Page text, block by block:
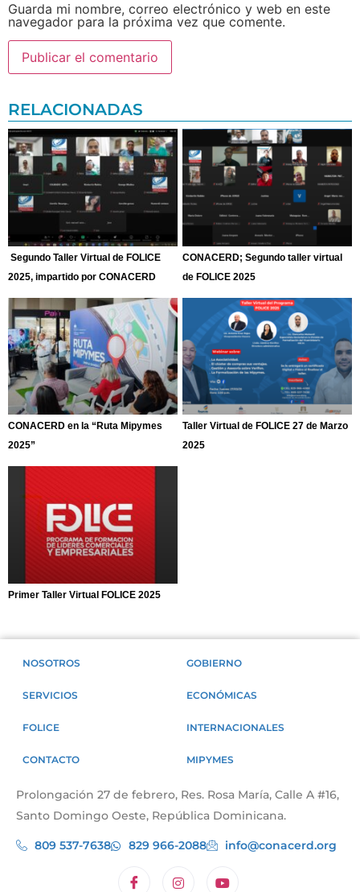
Guarda mi nombre, correo electrónico y web en este
navegador para la próxima vez que comente.
RELACIONADAS
Segundo Taller Virtual de FOLICE
2025, impartido por CONACERD
CONACERD; Segundo taller virtual
de FOLICE 2025
CONACERD en la “Ruta Mipymes
2025”
Taller Virtual de FOLICE 27 de Marzo
2025
Primer Taller Virtual FOLICE 2025
NOSOTROS
SERVICIOS
FOLICE
CONTACTO
GOBIERNO
ECONÓMICAS
INTERNACIONALES
MIPYMES
Prolongación 27 de febrero, Res. Rosa María, Calle A #16,
Santo Domingo Oeste, República Dominicana.
809 537-7638 829 966-2088 info@conacerd.org